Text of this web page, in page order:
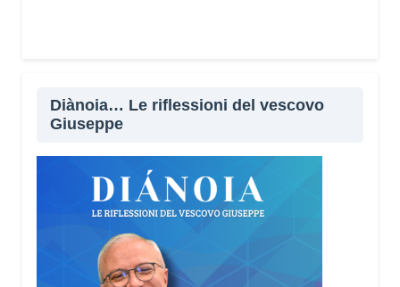
Diànoia… Le riflessioni del vescovo
Giuseppe